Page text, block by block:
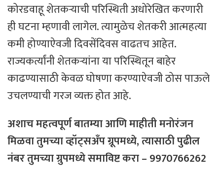
कोरडवाहू शेतकऱ्याची परिस्थिती अधोरेखित करणारी
ही घटना म्हणावी लागेल. त्यामुळेच शेतकरी आत्महत्या
कमी होण्याऐवजी दिवसेंदिवस वाढतच आहेत.
राज्यकर्त्यांनी शेतकऱ्यांना या परिस्थितून बाहेर
काढण्यासाठी केवळ घोषणा करण्याऐवजी ठोस पाऊले
उचलण्याची गरज व्यक्त होत आहे.
अशाच महत्वपूर्ण बातम्या आणि माहीती मनोरंजन
मिळवा तुमच्या व्हॉट्सअँप ग्रूपमध्ये, त्यासाठीपुढील
नंबरतुमच्याग्रुपमध्येसमाविष्टकरा – 9970766262